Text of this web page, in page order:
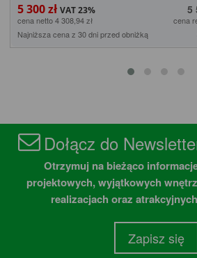
5 300 zł 5
cena netto 4 308,94 zł
cena
Najniższa cena z 30 dni przed obniżką
Dołącz do
Otrzymuj na bieżąco
projektowych, wyjątkowych
realizacjach oraz
Zapisz się